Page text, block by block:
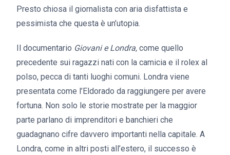
Presto chiosa il giornalista con aria disfattista e
pessimista che questa è un’utopia.
Il documentario Giovani e Londra, come quello
precedente sui ragazzi nati con la camicia e il rolex al
polso, pecca di tanti luoghi comuni. Londra viene
presentata come l’Eldorado da raggiungere per avere
fortuna. Non solo le storie mostrate per la maggior
parte parlano di imprenditori e banchieri che
guadagnano cifre davvero importanti nella capitale. A
Londra, come in altri posti all’estero, il successo è